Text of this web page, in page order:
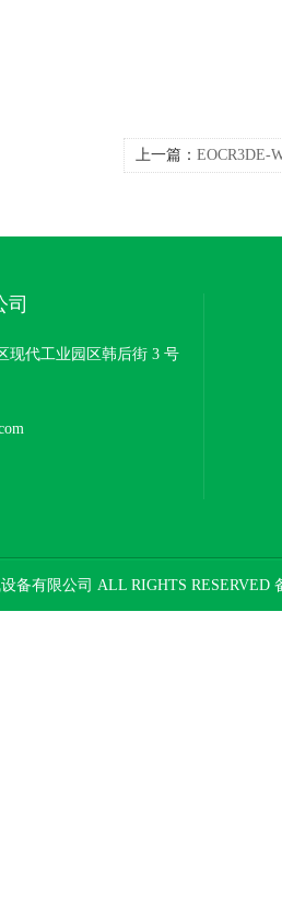
上一篇： EOCR3DE-
司
现代工业园区韩后街 3 号
备有限公司 ALL RIGHTS RESERVED